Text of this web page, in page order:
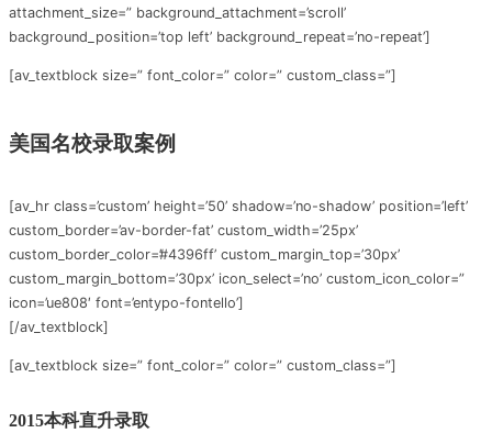
attachment_size=” background_attachment=’scroll’
background_position=’top left’ background_repeat=’no-repeat’]
[av_textblock size=” font_color=” color=” custom_class=”]
美国名校录取案例
[av_hr class=’custom’ height=’50’ shadow=’no-shadow’ position=’left’
custom_border=’av-border-fat’ custom_width=’25px’
custom_border_color=’#4396ff’ custom_margin_top=’30px’
custom_margin_bottom=’30px’ icon_select=’no’ custom_icon_color=”
icon=’ue808′ font=’entypo-fontello’]
[/av_textblock]
[av_textblock size=” font_color=” color=” custom_class=”]
2015本科直升录取